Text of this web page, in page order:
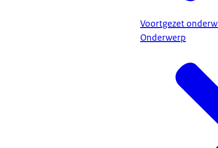
Voortgezet
Onderwerp